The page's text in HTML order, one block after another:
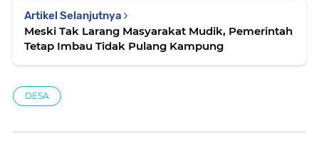
Artikel Selanjutnya
Meski Tak Larang Masyarakat Mudik, Pemerintah
Tetap Imbau Tidak Pulang Kampung
DESA